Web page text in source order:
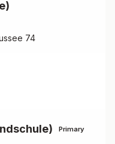
74
Primary